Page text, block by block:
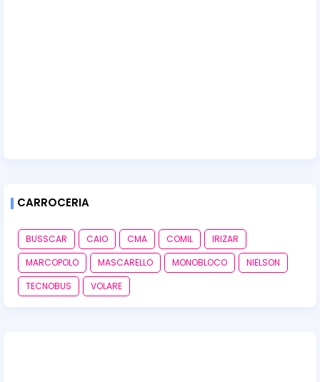
CARROCERIA
BUSSCAR CAIO CMA COMIL
IRIZAR
MARCOPOLO
MASCARELLO MONOBLOCO
NIELSON
TECNOBUS
VOLARE